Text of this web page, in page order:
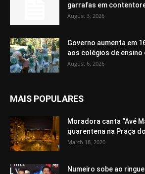
garrafas em
August 3, 2026
Governo aumenta em
aos colégios de ensino
August 6, 2026
MAIS POPULARES
Moradora canta “Avé
quarentena na Praça
March 18, 2020
Numeiro sobe ao